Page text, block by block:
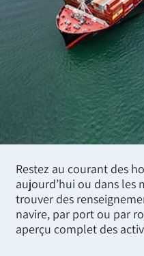
Restez au courant des
aujourd’hui ou dans les
trouver des
navire, par port ou par
aperçu complet des